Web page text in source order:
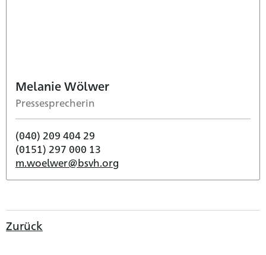
Melanie Wölwer
Pressesprecherin
(040) 209 404 29
(0151) 297 000 13
m.woelwer@bsvh.org
Zurück